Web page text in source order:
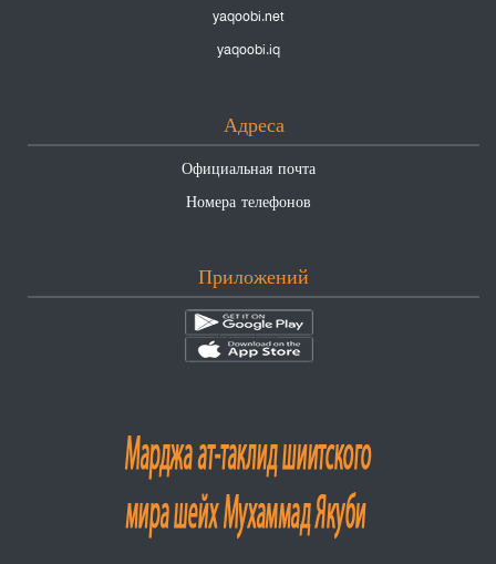
yaqoobi.net
yaqoobi.iq
Адреса
Официальная почта
Номера телефонов
Приложений